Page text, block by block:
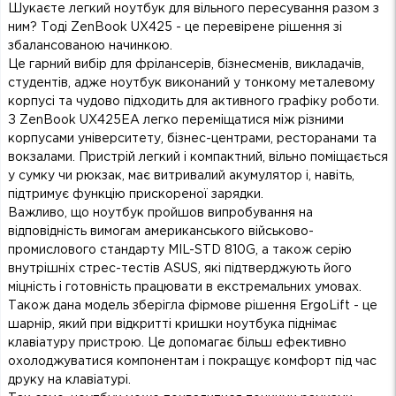
Шукаєте легкий ноутбук для вільного пересування разом з
ним? Тоді ZenBook UX425 - це перевірене рішення зі
збалансованою начинкою.
Це гарний вибір для фрілансерів, бізнесменів, викладачів,
студентів, адже ноутбук виконаний у тонкому металевому
корпусі та чудово підходить для активного графіку роботи.
З ZenBook UX425EA легко переміщатися між різними
корпусами університету, бізнес-центрами, ресторанами та
вокзалами. Пристрій легкий і компактний, вільно поміщається
у сумку чи рюкзак, має витривалий акумулятор і, навіть,
підтримує функцію прискореної зарядки.
Важливо, що ноутбук пройшов випробування на
відповідність вимогам американського військово-
промислового стандарту MIL-STD 810G, а також серію
внутрішніх стрес-тестів ASUS, які підтверджують його
міцність і готовність працювати в екстремальних умовах.
Також дана модель зберігла фірмове рішення ErgoLift - це
шарнір, який при відкритті кришки ноутбука піднімає
клавіатуру пристрою. Це допомагає більш ефективно
охолоджуватися компонентам і покращує комфорт під час
друку на клавіатурі.